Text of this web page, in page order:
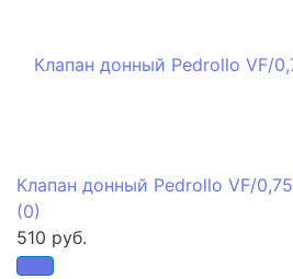
Клапан донный Pedrollo VF/0,75
(0)
510 руб.